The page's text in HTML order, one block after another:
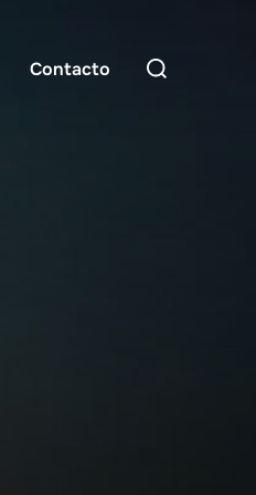
Contacto
Buscar: